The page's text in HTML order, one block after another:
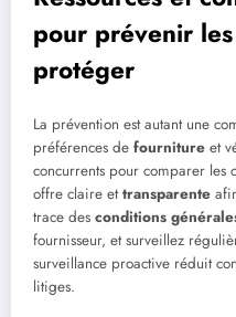
pour prévenir
protéger
La prévention est autant une
préférences de fourniture et
concurrents pour comparer les
offre claire ettransparente
trace des conditions
fournisseur, et surveillez
surveillance proactive réduit
litiges.